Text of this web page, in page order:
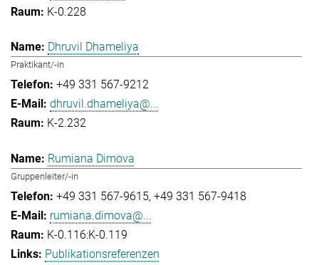
K-0.228
Dhruvil Dhameliya
Praktikant/-in
+49 331 567-9212
dhruvil.dhameliya@...
K-2.232
Rumiana Dimova
Gruppenleiter/-in
+49 331 567-9615 +49 331 567-9418
rumiana.dimova@...
K-0.116:K-0.119
Publikationsreferenzen